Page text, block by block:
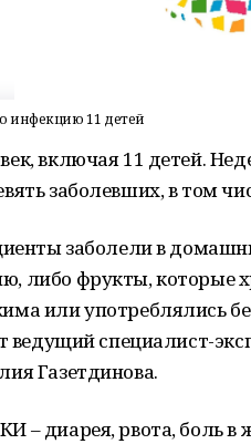
инфекцию 11 детей
включая 11 детей.
заболевших, в том
заболели в
либо фрукты, которые
или употреблялись
ведущий специалист-
Газетдинова.
– диарея, рвота, боль в